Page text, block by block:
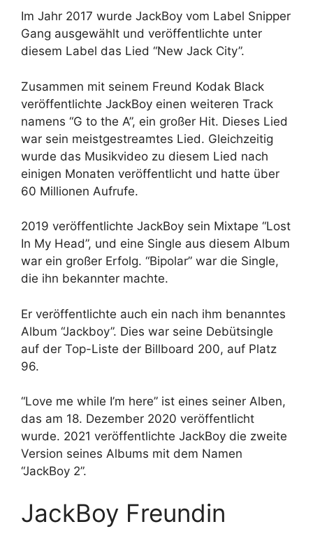
Im Jahr 2017 wurde JackBoy vom Label Snipper
Gang ausgewählt und veröffentlichte unter
diesem Label das Lied “New Jack City”.
Zusammen mit seinem Freund Kodak Black
veröffentlichte JackBoy einen weiteren Track
namens “G to the A”, ein großer Hit. Dieses Lied
war sein meistgestreamtes Lied. Gleichzeitig
wurde das Musikvideo zu diesem Lied nach
einigen Monaten veröffentlicht und hatte über
60 Millionen Aufrufe.
2019 veröffentlichte JackBoy sein Mixtape “Lost
In My Head”, und eine Single aus diesem Album
war ein großer Erfolg. “Bipolar” war die Single,
die ihn bekannter machte.
Er veröffentlichte auch ein nach ihm benanntes
Album “Jackboy”. Dies war seine Debütsingle
auf der Top-Liste der Billboard 200, auf Platz
96.
“Love me while I’m here” ist eines seiner Alben,
das am 18. Dezember 2020 veröffentlicht
wurde. 2021 veröffentlichte JackBoy die zweite
Version seines Albums mit dem Namen
“JackBoy 2”.
JackBoy Freundin